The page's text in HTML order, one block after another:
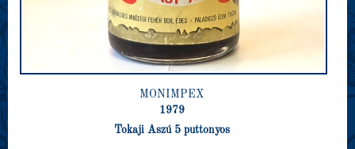
MONIMPEX
1979
Tokaji Aszú 5 puttonyos